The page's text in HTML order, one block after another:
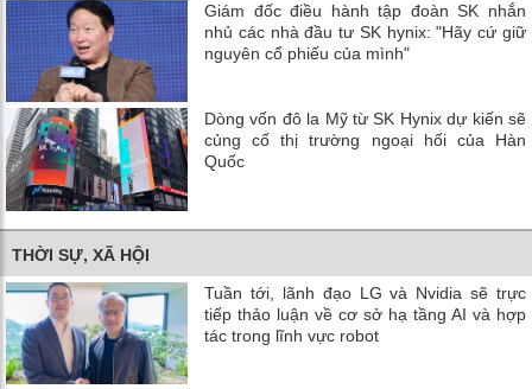
Giám đốc điều hành tập đoàn SK nhắn
nhủ các nhà đầu tư SK hynix: "Hãy cứ giữ
nguyên cổ phiếu của mình"
Dòng vốn đô la Mỹ từ SK Hynix dự kiến ​​sẽ
củng cố thị trường ngoại hối của Hàn
Quốc
THỜI SỰ, XÃ HỘI
Tuần tới, lãnh đạo LG và Nvidia sẽ trực
tiếp thảo luận về cơ sở hạ tầng AI và hợp
tác trong lĩnh vực robot